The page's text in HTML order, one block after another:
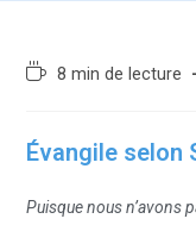
8 min de lecture
Évangile selon
Puisque nous n’avons